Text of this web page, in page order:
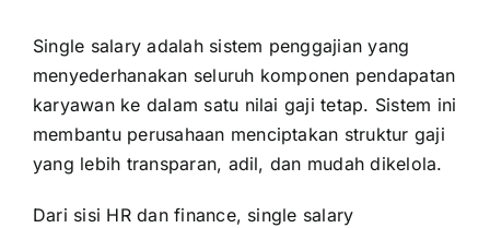
Single salary adalah sistem penggajian yang
menyederhanakan seluruh komponen pendapatan
karyawan ke dalam satu nilai gaji tetap. Sistem ini
membantu perusahaan menciptakan struktur gaji
yang lebih transparan, adil, dan mudah dikelola.
Dari sisi HR dan finance, single salary